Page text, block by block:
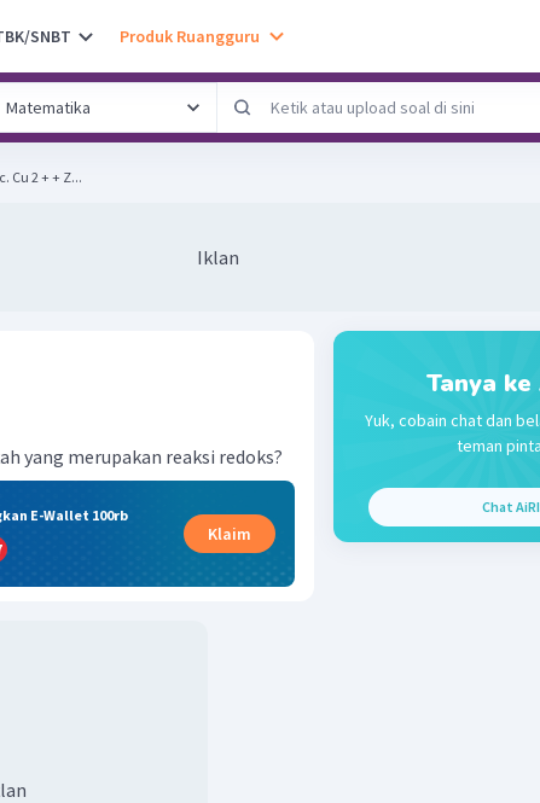
SNBT Produk Ruangguru
Diketahui suatu persamaan reaksi: c. Cu 2 + + Z...
Iklan
yang merupakan reaksi redoks?
E-Wallet 100rb
Klaim
Tanya ke
Yuk, cobain chat dan
teman
Chat